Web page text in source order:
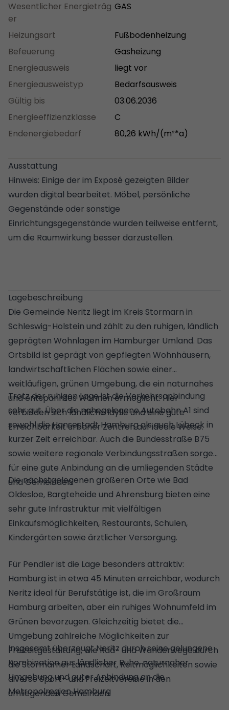
Wesentlicher Energieträg
er
GAS
Heizungsart
Fußbodenheizung
Befeuerung
Gasheizung
Energieausweis
liegt vor
Energieausweistyp
Bedarfsausweis
Gültig bis
03.06.2036
Energieeffizienzklasse
C
Endenergiebedarf
80,26 kWh/(m²*a)
Ausstattung
Hinweis: Einige der im Exposé gezeigten Bilder
wurden digital bearbeitet. Möbel, persönliche
Gegenstände oder sonstige
Einrichtungsgegenstände wurden teilweise entfernt,
um die Raumwirkung besser darzustellen.
Lagebeschreibung
Die Gemeinde Neritz liegt im Kreis Stormarn in
Schleswig-Holstein und zählt zu den ruhigen, ländlich
geprägten Wohnlagen im Hamburger Umland. Das
Ortsbild ist geprägt von gepflegten Wohnhäusern,
landwirtschaftlichen Flächen sowie einer
weitläufigen, grünen Umgebung, die ein naturnahes
und entspanntes Wohnen ermöglicht. Hier
verbinden sich ländliche Idylle und eine gute
Erreichbarkeit urbaner Zentren auf ideale Weise.
Trotz der ruhigen Lage ist die Verkehrsanbindung
sehr gut. Über die nahegelegene Autobahn A1 sind
sowohl die Hansestadt Hamburg als auch Lübeck in
kurzer Zeit erreichbar. Auch die Bundesstraße B75
sowie weitere regionale Verbindungsstraßen sorgen
für eine gute Anbindung an die umliegenden Städte
und Gemeinden.
Die nächstgelegenen größeren Orte wie Bad
Oldesloe, Bargteheide und Ahrensburg bieten eine
sehr gute Infrastruktur mit vielfältigen
Einkaufsmöglichkeiten, Restaurants, Schulen,
Kindergärten sowie ärztlicher Versorgung.
Für Pendler ist die Lage besonders attraktiv:
Hamburg ist in etwa 45 Minuten erreichbar, wodurch
Neritz ideal für Berufstätige ist, die im Großraum
Hamburg arbeiten, aber ein ruhiges Wohnumfeld im
Grünen bevorzugen. Gleichzeitig bietet die
Umgebung zahlreiche Möglichkeiten zur
Freizeitgestaltung, wie Rad- und Wanderwege durch
die Stormarner Landschaft, Reitmöglichkeiten sowie
diverse Sport- und Freizeitvereine in den
umliegenden Gemeinden.
Insgesamt überzeugt Neritz durch seine gelungene
Kombination aus ländlicher Ruhe, naturnaher
Umgebung und guter Anbindung an die
Metropolregion Hamburg